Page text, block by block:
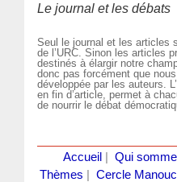
Le journal et les débats
Seul le journal et les articles
de l’URC. Sinon les articles
destinés à élargir notre
donc pas forcément que
développée par les auteurs.
en fin d’article, permet à
de nourrir le débat
Accueil Qui
Thèmes
Cercle